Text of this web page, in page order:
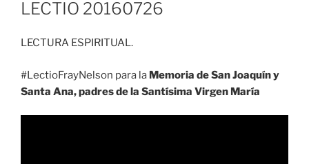
LECTIO 20160726
LECTURA ESPIRITUAL.
#LectioFrayNelson para la Memoria de San Joaquín y
Santa Ana, padres de la Santísima Virgen María